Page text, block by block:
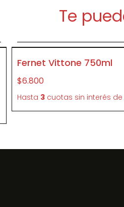
Te
Fernet Vittone 750ml
$6.800
Hasta 3 cuotas sin interés de